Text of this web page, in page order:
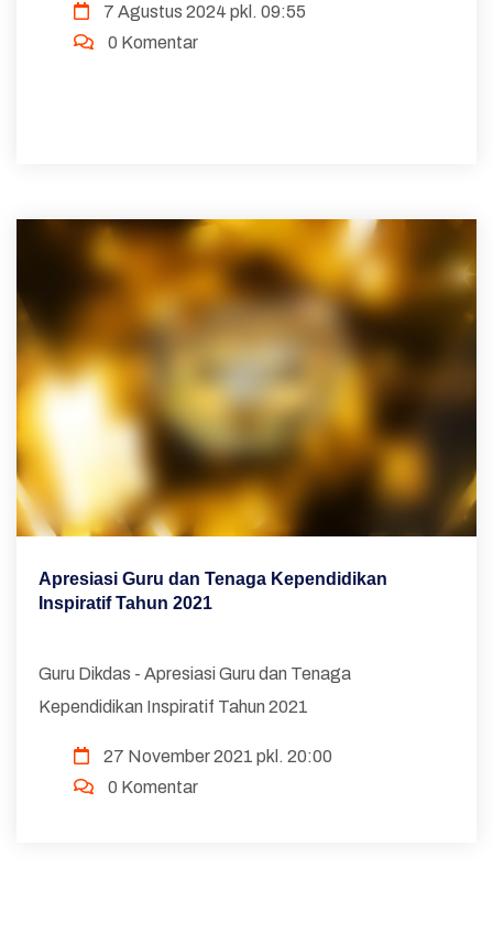
7 Agustus 2024 pkl. 09:55
0 Komentar
Apresiasi Guru dan Tenaga Kependidikan
Inspiratif Tahun 2021
Guru Dikdas - Apresiasi Guru dan Tenaga
Kependidikan Inspiratif Tahun 2021
27 November 2021 pkl. 20:00
0 Komentar